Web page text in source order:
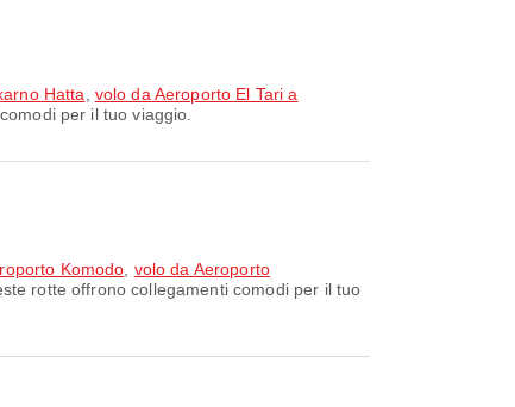
Hatta
volo da Aeroporto El Tari a
per il tuo viaggio.
Komodo volo da Aeroporto
rotte offrono collegamenti comodi per il tuo